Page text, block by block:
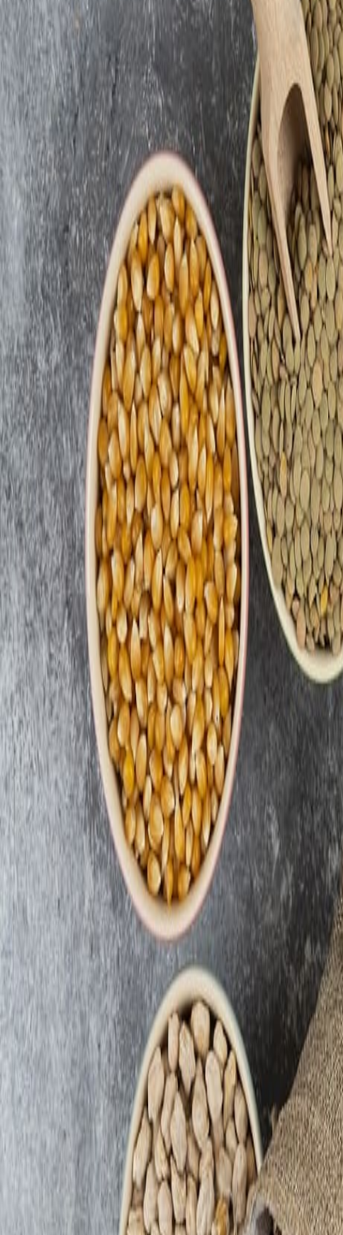
Resultado de búsqueda:bulgaria
Normatividad y regulaciones
Bulgaria levanta prohibición al cereal de Ucrania tras las medidas de la CE
Newsletter
Cárnicos y derivados
Mejoras en procesamiento y envasado de carne, reducción de aditivos y
SUSCRIBIRME AHORA
Lo último
Suplementos alimenticios
Creatina más allá del deporte: aplicaciones en salud pública,